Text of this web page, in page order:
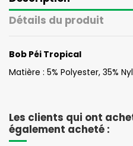
Détails du produit
Bob Péi Tropical
Matière : 5% Polyester, 35%
Les clients qui ont
également acheté :